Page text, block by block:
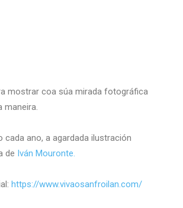
mostrar coa súa mirada fotográfica
maneira.
cada ano, a agardada ilustración
de Iván Mouronte.
https://www.vivaosanfroilan.com/